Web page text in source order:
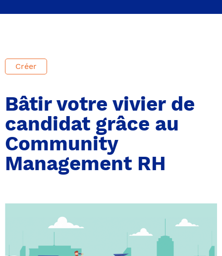
Créer
Bâtir votre vivier de
candidat grâce au
Community
Management RH